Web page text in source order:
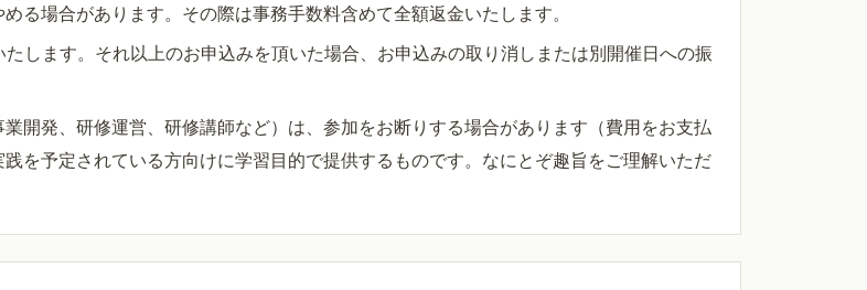
る場合があります。その際は事務手数料含めて全額返金いたします。
します。それ以上のお申込みを頂いた場合、お申込みの取り消しまたは別開催日への振
開発、研修運営、研修講師など）は、参加をお断りする場合があります（費用をお支払
を予定されている方向けに学習目的で提供するものです。なにとぞ趣旨をご理解いただ